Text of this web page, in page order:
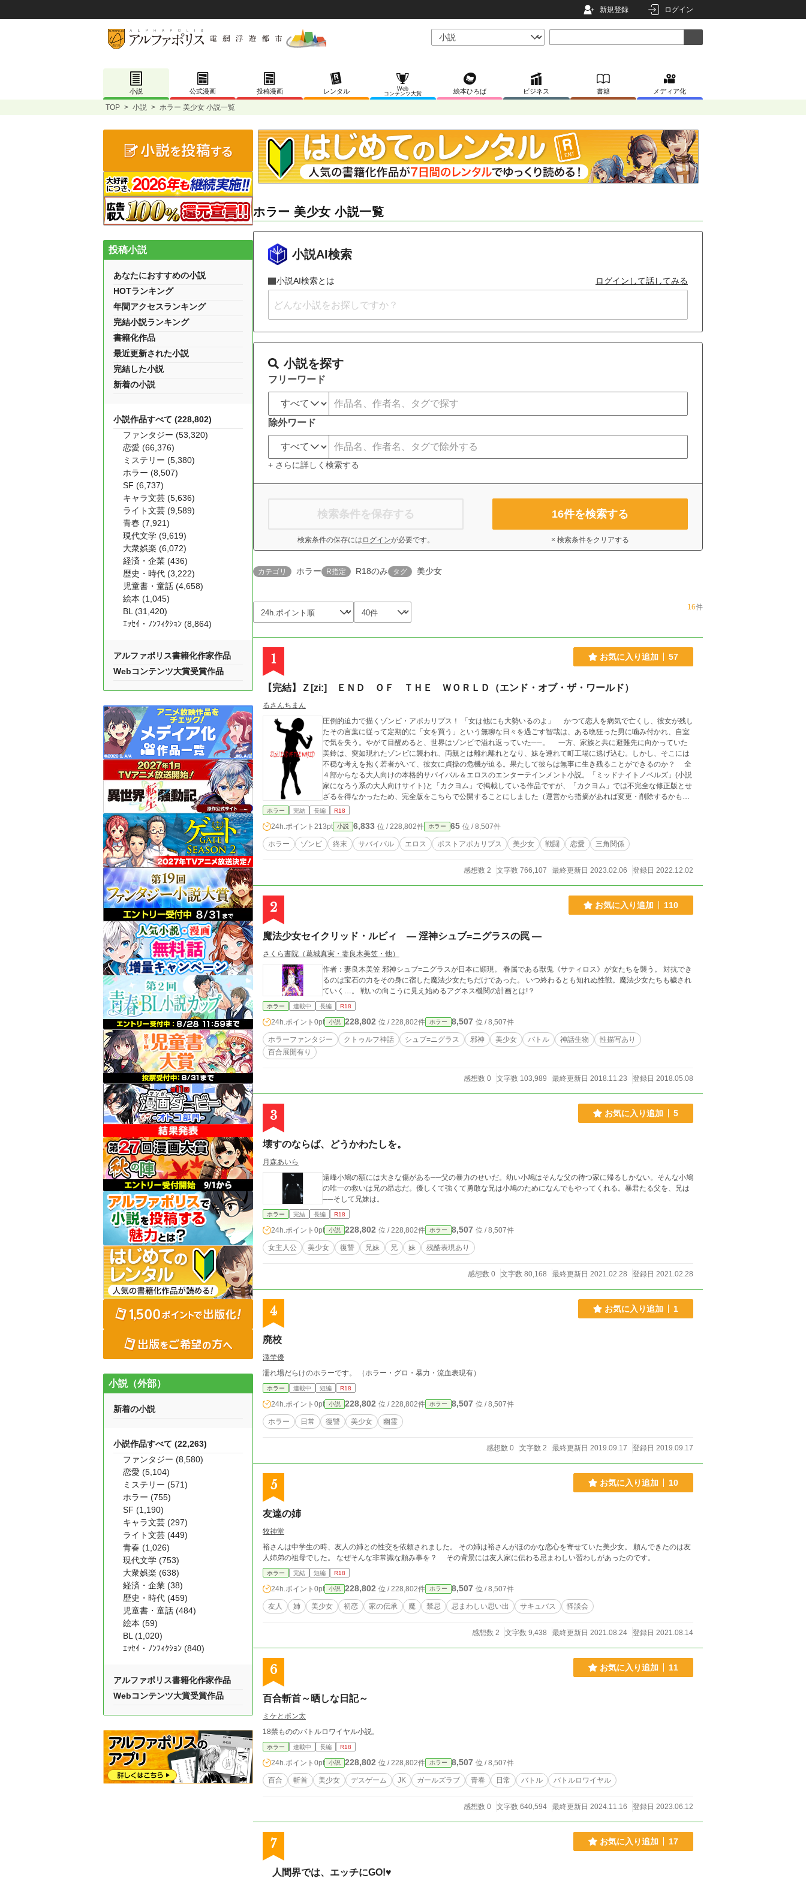
新規登録 ログイン
小説 公式漫画 投稿漫画 レンタル
Web
コンテンツ大賞
絵本ひろば ビジネス 書籍 メディア化
TOP > 小説 > ホラー 美少女 小説一覧
ホラー 美少女 小説一覧
小説AI検索
小説AI検索とは ログインして話してみる
小説を探す
フリーワード
除外ワード
+ さらに詳しく検索する
検索条件を保存する
検索条件の保存には ログインが必要です。
16件を検索する
× 検索条件をクリアする
カテゴリ ホラー R指定 R18のみ タグ 美少女
16件
1 お気に入り追加 57
【完結】Ｚ[zi:] ＥＮＤ ＯＦ ＴＨＥ ＷＯＲＬＤ（エンド・オブ・ザ・ワールド）
るさんちまん
圧倒的迫力で描くゾンビ・アポカリプス！ 「女は他にも大勢いるのよ」 かつて恋人を病気で亡くし、彼女が残し
たその言葉に従って定期的に「女を買う」という無聊な日々を過ごす智哉は、ある晩狂った男に噛み付かれ、自室
で気を失う。やがて目醒めると、世界はゾンビで溢れ返っていた──。 一方、家族と共に避難先に向かっていた
美鈴は、突如現れたゾンビに襲われ、両親とは離れ離れとなり、妹を連れて町工場に逃げ込む。しかし、そこには
不穏な考えを抱く若者がいて、彼女に貞操の危機が迫る。果たして彼らは無事に生き残ることができるのか？ 全
４部からなる大人向けの本格的サバイバル＆エロスのエンターテインメント小説。「ミッドナイトノベルズ」(小説
家になろう系の大人向けサイト)と「カクヨム」で掲載している作品ですが、「カクヨム」では不完全な修正版とせ
ざるを得なかったため、完全版をこちらで公開することにしました（運営から指摘があれば変更・削除するかも知
れません）。元々長編過ぎて賞等の応募要項に合わなかったものです。WEB用には書いていないため、読みづらい
描写が多々あるのでご注意ください。
ホラー 完結 長編 R18
24h.ポイント 213pt 小説 6,833 位 / 228,802件 ホラー 65 位 / 8,507件
ホラー ゾンビ 終末 サバイバル エロス ポストアポカリプス 美少女 戦闘 恋愛 三角関係
感想数 2 文字数 766,107 最終更新日 2023.02.06 登録日 2022.12.02
2 お気に入り追加 110
魔法少女セイクリッド・ルビィ ― 淫神シュブ=ニグラスの罠 ―
さくら書院（葛城真実・妻良木美笠・他）
作者：妻良木美笠 邪神シュブ=ニグラスが日本に顕現。 眷属である獣鬼《サティロス》が女たちを襲う。 対抗でき
るのは宝石の力をその身に宿した魔法少女たちだけであった。 いつ終わるとも知れぬ性戦。魔法少女たちも穢され
ていく…。 戦いの向こうに見え始めるアグネス機関の計画とは!？
ホラー 連載中 長編 R18
24h.ポイント 0pt 小説 228,802 位 / 228,802件 ホラー 8,507 位 / 8,507件
ホラーファンタジー クトゥルフ神話 シュブ=ニグラス 邪神 美少女 バトル 神話生物
性描写あり
百合展開有り
感想数 0 文字数 103,989 最終更新日 2018.11.23 登録日 2018.05.08
3 お気に入り追加 5
壊すのならば、どうかわたしを。
月森あいら
遠峰小鳩の額には大きな傷がある──父の暴力のせいだ。幼い小鳩はそんな父の待つ家に帰るしかない。そんな小鳩
の唯一の救いは兄の昂志だ。優しくて強くて勇敢な兄は小鳩のためになんでもやってくれる。暴君たる父を、兄は
──そして兄妹は。
ホラー 完結 長編 R18
24h.ポイント 0pt 小説 228,802 位 / 228,802件 ホラー 8,507 位 / 8,507件
女主人公 美少女 復讐 兄妹 兄 妹 残酷表現あり
感想数 0 文字数 80,168 最終更新日 2021.02.28 登録日 2021.02.28
4 お気に入り追加 1
廃校
澤埜優
濡れ場だらけのホラーです。 （ホラー・グロ・暴力・流血表現有）
ホラー 連載中 短編 R18
24h.ポイント 0pt 小説 228,802 位 / 228,802件 ホラー 8,507 位 / 8,507件
ホラー 日常 復讐 美少女 幽霊
感想数 0 文字数 2 最終更新日 2019.09.17 登録日 2019.09.17
5 お気に入り追加 10
友達の姉
牧神堂
裕さんは中学生の時、友人の姉との性交を依頼されました。 その姉は裕さんがほのかな恋心を寄せていた美少女。 頼んできたのは友
人姉弟の祖母でした。 なぜそんな非常識な頼み事を？ その背景には友人家に伝わる忌まわしい習わしがあったのです。
ホラー 完結 短編 R18
24h.ポイント 0pt 小説 228,802 位 / 228,802件 ホラー 8,507 位 / 8,507件
友人 姉 美少女 初恋 家の伝承 魔 禁忌 忌まわしい思い出 サキュバス 怪談会
感想数 2 文字数 9,438 最終更新日 2021.08.24 登録日 2021.08.14
6 お気に入り追加 11
百合斬首～晒しな日記～
ミケとポン太
18禁もののバトルロワイヤル小説。
ホラー 連載中 長編 R18
24h.ポイント 0pt 小説 228,802 位 / 228,802件 ホラー 8,507 位 / 8,507件
百合 斬首 美少女 デスゲーム JK ガールズラブ 青春 日常 バトル バトルロワイヤル
感想数 0 文字数 640,594 最終更新日 2024.11.16 登録日 2023.06.12
7 お気に入り追加 17
人間界では、エッチにGO!♥
投稿小説
あなたにおすすめの小説
HOTランキング
年間アクセスランキング
完結小説ランキング
書籍化作品
最近更新された小説
完結した小説
新着の小説
小説作品すべて (228,802)
ファンタジー (53,320)
恋愛 (66,376)
ミステリー (5,380)
ホラー (8,507)
SF (6,737)
キャラ文芸 (5,636)
ライト文芸 (9,589)
青春 (7,921)
現代文学 (9,619)
大衆娯楽 (6,072)
経済・企業 (436)
歴史・時代 (3,222)
児童書・童話 (4,658)
絵本 (1,045)
BL (31,420)
ｴｯｾｲ・ﾉﾝﾌｨｸｼｮﾝ (8,864)
アルファポリス書籍化作家作品
Webコンテンツ大賞受賞作品
小説（外部）
新着の小説
小説作品すべて (22,263)
ファンタジー (8,580)
恋愛 (5,104)
ミステリー (571)
ホラー (755)
SF (1,190)
キャラ文芸 (297)
ライト文芸 (449)
青春 (1,026)
現代文学 (753)
大衆娯楽 (638)
経済・企業 (38)
歴史・時代 (459)
児童書・童話 (484)
絵本 (59)
BL (1,020)
ｴｯｾｲ・ﾉﾝﾌｨｸｼｮﾝ (840)
アルファポリス書籍化作家作品
Webコンテンツ大賞受賞作品